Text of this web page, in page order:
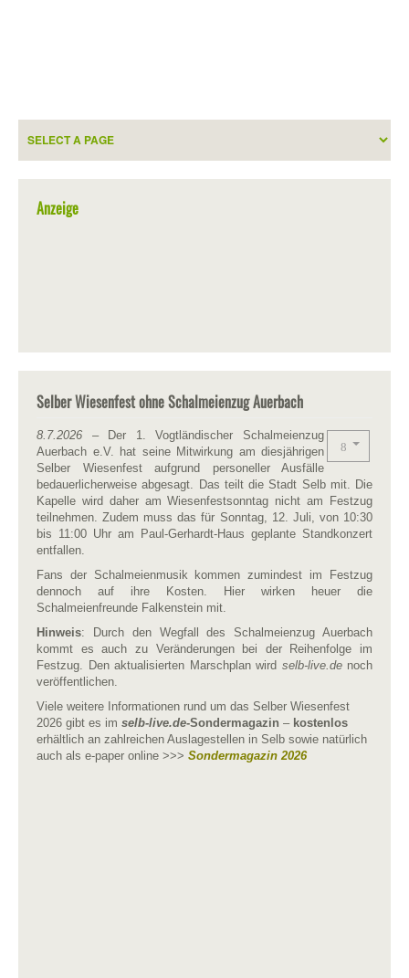
Anzeige
Selber Wiesenfest ohne Schalmeienzug Auerbach
8.7.2026 – Der 1. Vogtländischer Schalmeienzug
Auerbach e.V. hat seine Mitwirkung am diesjährigen
Selber Wiesenfest aufgrund personeller Ausfälle
bedauerlicherweise abgesagt. Das teilt die Stadt Selb mit. Die
Kapelle wird daher am Wiesenfestsonntag nicht am Festzug
teilnehmen. Zudem muss das für Sonntag, 12. Juli, von 10:30
bis 11:00 Uhr am Paul-Gerhardt-Haus geplante Standkonzert
entfallen.
Fans der Schalmeienmusik kommen zumindest im Festzug
dennoch auf ihre Kosten. Hier wirken heuer die
Schalmeienfreunde Falkenstein mit.
Hinweis: Durch den Wegfall des Schalmeienzug Auerbach
kommt es auch zu Veränderungen bei der Reihenfolge im
Festzug. Den aktualisierten Marschplan wird selb-live.denoch
veröffentlichen.
Viele weitere Informationen rund um das Selber Wiesenfest
2026 gibt es im selb-live.de-Sondermagazin – kostenlos
erhältlich an zahlreichen Auslagestellen in Selb sowie natürlich
auch als e-paper online >>> Sondermagazin 2026